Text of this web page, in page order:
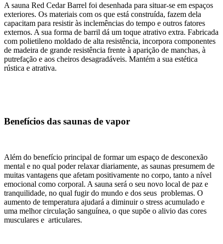
A sauna Red Cedar Barrel foi desenhada para situar-se em espaços
exteriores. Os materiais com os que está construída, fazem dela
capacitam para resistir às inclemências do tempo e outros fatores
externos. A sua forma de barril dá um toque atrativo extra. Fabricada
com polietileno moldado de alta resistência, incorpora componentes
de madeira de grande resistência frente à aparição de manchas, à
putrefação e aos cheiros desagradáveis. Mantém a sua estética
rústica e atrativa.
Benefícios das saunas de vapor
Além do benefício principal de formar um espaço de desconexão
mental e no qual poder relaxar diariamente, as saunas presumem de
muitas vantagens que afetam positivamente no corpo, tanto a nível
emocional como corporal. A sauna será o seu novo local de paz e
tranquilidade, no qual fugir do mundo e dos seus problemas. O
aumento de temperatura ajudará a diminuir o stress acumulado e
uma melhor circulação sanguínea, o que supõe o alivio das cores
musculares e articulares.